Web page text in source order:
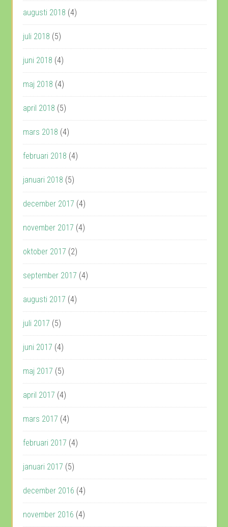
augusti 2018 (4)
juli 2018 (5)
juni 2018 (4)
maj 2018 (4)
april 2018 (5)
mars 2018 (4)
februari 2018 (4)
januari 2018 (5)
december 2017 (4)
november 2017 (4)
oktober 2017 (2)
september 2017 (4)
augusti 2017 (4)
juli 2017 (5)
juni 2017 (4)
maj 2017 (5)
april 2017 (4)
mars 2017 (4)
februari 2017 (4)
januari 2017 (5)
december 2016 (4)
november 2016 (4)